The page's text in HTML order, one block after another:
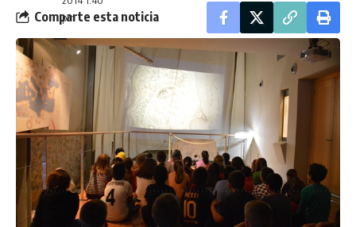
Comparte esta noticia
NOTICIA ANTERIOR
Escolares visitan
castillo y Centro de
Interpretación
Naturhiscope
SIGUIENTE NOTICIA
Oropesa modifica un
millón y medio más
del remanente para
inversiones
pm